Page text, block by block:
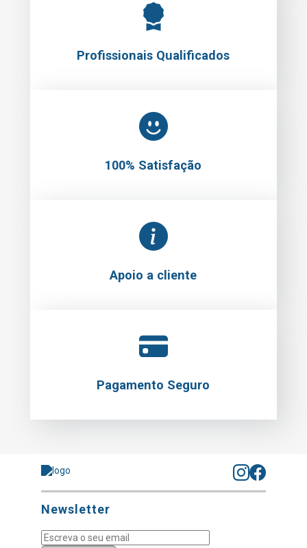
Profissionais Qualificados
100% Satisfação
Apoio a cliente
Pagamento Seguro
Newsletter